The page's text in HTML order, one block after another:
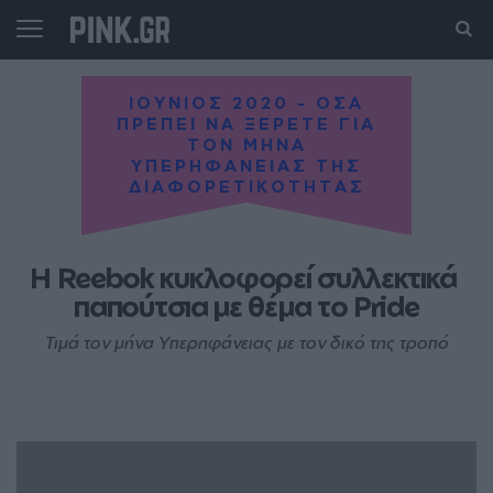
ΙΟΥΝΙΟΣ 2020 - ΟΣΑ
ΠΡΕΠΕΙ ΝΑ ΞΕΡΕΤΕ ΓΙΑ
ΤΟΝ ΜΗΝΑ
ΥΠΕΡΗΦΑΝΕΙΑΣ ΤΗΣ
ΔΙΑΦΟΡΕΤΙΚΟΤΗΤΑΣ
Η Reebok κυκλοφορεί συλλεκτικά
παπούτσια με θέμα το Pride
Τιμά τον μήνα Υπερηφάνειας με τον δικό της τροπό